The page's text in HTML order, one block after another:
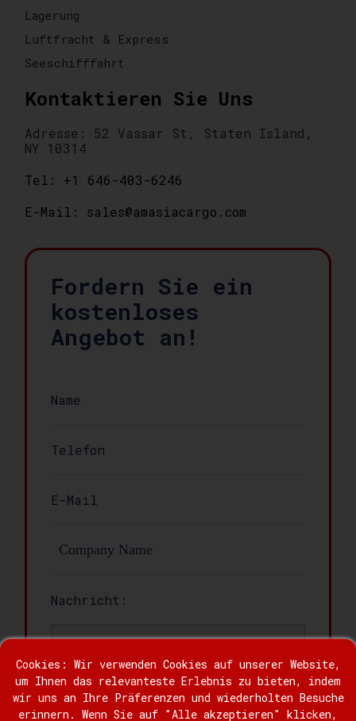
Lagerung
Luftfracht & Express
Seeschifffahrt
Kontaktieren Sie Uns
Adresse: 52 Vassar St, Staten Island,
NY 10314
Tel: +1 646-403-6246
E-Mail: sales@amasiacargo.com
Fordern Sie ein
kostenloses
Angebot an!
Nachricht:
Cookies: Wir verwenden Cookies auf unserer Website,
um Ihnen das relevanteste Erlebnis zu bieten, indem
wir uns an Ihre Präferenzen und wiederholten Besuche
erinnern. Wenn Sie auf "Alle akzeptieren" klicken,